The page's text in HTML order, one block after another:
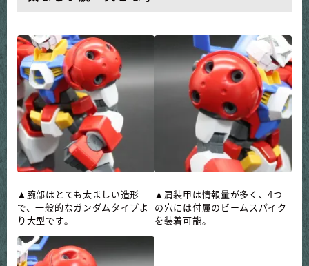
▲腕部はとても太ましい造形
で、一般的なガンダムタイプよ
り大型です。
▲肩装甲は情報量が多く、4つ
の穴には付属のビームスパイク
を装着可能。